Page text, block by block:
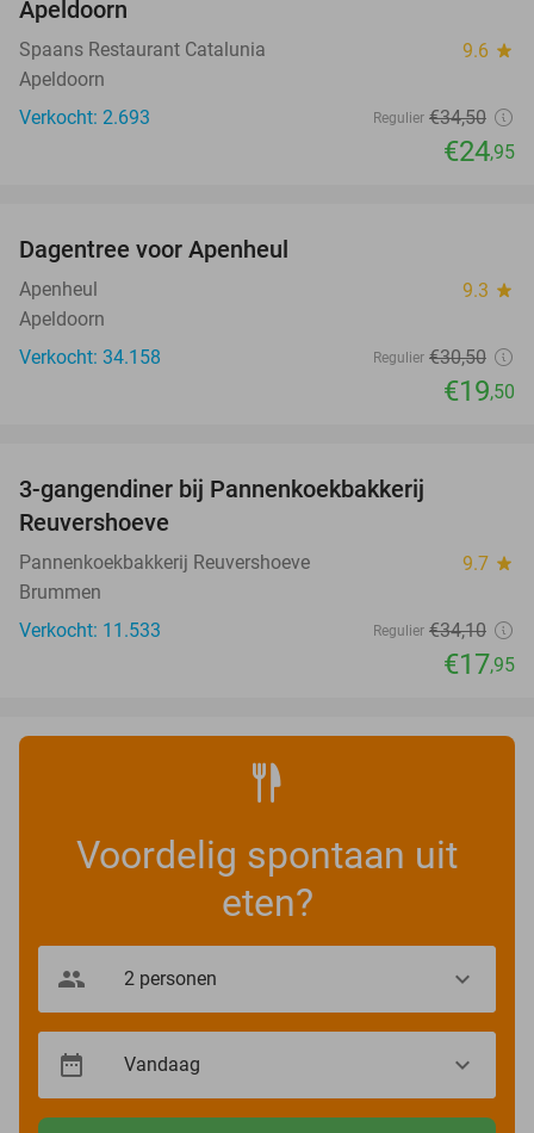
Apeldoorn
Spaans Restaurant Catalunia 9.6 star
Apeldoorn
Verkocht: 2.693
Regulier €34,50
€24,95
Dagentree voor Apenheul
Apenheul 9.3 star
Apeldoorn
Verkocht: 34.158
Regulier €30,50
€19,50
3-gangendiner bij Pannenkoekbakkerij
Reuvershoeve
Pannenkoekbakkerij Reuvershoeve 9.7 star
Brummen
Verkocht: 11.533
Regulier €34,10
€17,95
Voordelig spontaan uit
eten?